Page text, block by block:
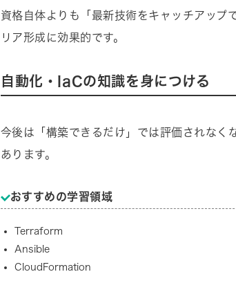
資格自体よりも「最新技術をキャッチアップ
リア形成に効果的です。
自動化・IaCの知識を身につける
今後は「構築できるだけ」では評価されなく
あります。
おすすめの学習領域
Terraform
Ansible
CloudFormation